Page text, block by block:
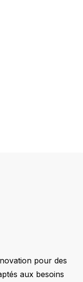
pour des
aux besoins